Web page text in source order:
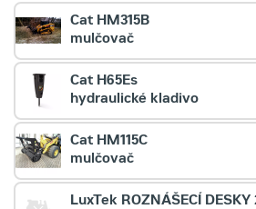
Cat HM315B
mulčovač
Cat H65Es
hydraulické kladivo
Cat HM115C
mulčovač
LuxTek ROZNÁŠECÍ DESKY